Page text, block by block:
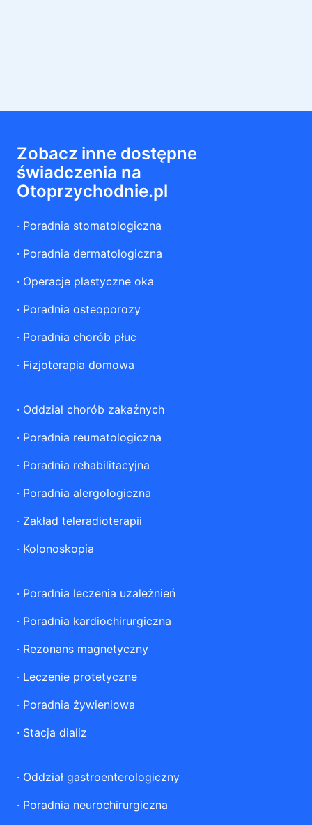
Zobacz inne dostępne
świadczenia na
Otoprzychodnie.pl
· Poradnia stomatologiczna
· Poradnia dermatologiczna
· Operacje plastyczne oka
· Poradnia osteoporozy
· Poradnia chorób płuc
· Fizjoterapia domowa
· Oddział chorób zakaźnych
· Poradnia reumatologiczna
· Poradnia rehabilitacyjna
· Poradnia alergologiczna
· Zakład teleradioterapii
· Kolonoskopia
· Poradnia leczenia uzależnień
· Poradnia kardiochirurgiczna
· Rezonans magnetyczny
· Leczenie protetyczne
· Poradnia żywieniowa
· Stacja dializ
· Oddział gastroenterologiczny
· Poradnia neurochirurgiczna